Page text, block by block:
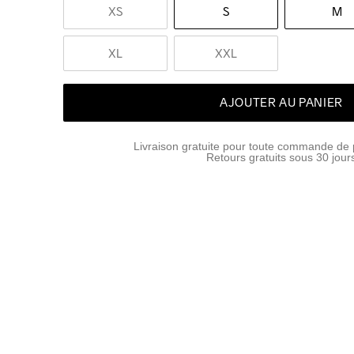
XS S M
XL XXL
AJOUTER AU PANIER
Livraison gratuite pour toute commande de
Retours gratuits sous 30